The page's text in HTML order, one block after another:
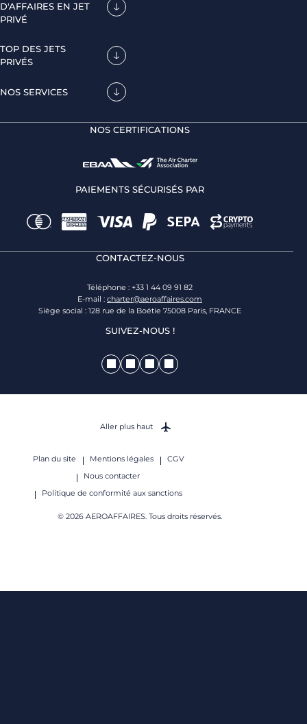
D'AFFAIRES EN JET
PRIVÉ
TOP DES JETS
PRIVÉS
NOS SERVICES
NOS CERTIFICATIONS
PAIEMENTS SÉCURISÉS PAR
CONTACTEZ-NOUS
Téléphone : +33 1 44 09 91 82
E-mail : charter@aeroaffaires.com
Siège social : 128 rue de la Boétie 75008 Paris, FRANCE
SUIVEZ-NOUS !
Plan du site Mentions légales
CGV
Nous contacter
Politique de conformité aux sanctions
© 2026 AEROAFFAIRES. Tous droits réservés.
Aller plus haut